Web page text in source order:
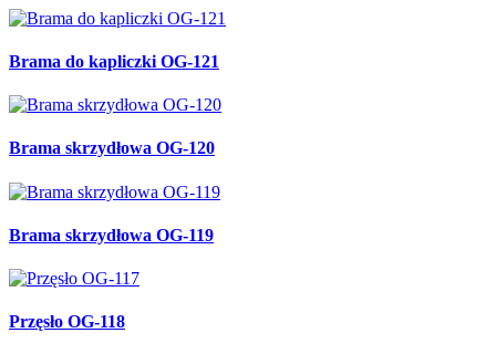
Brama do kapliczki OG-121
Brama skrzydłowa OG-120
Brama skrzydłowa OG-119
Przęsło OG-118